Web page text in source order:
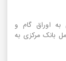
اوراق گام و
بانک مرکزی به